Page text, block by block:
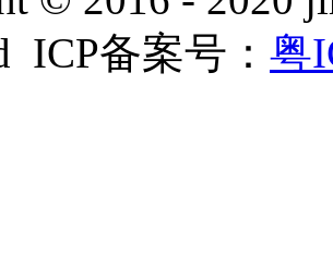
ICP备案号： 粤